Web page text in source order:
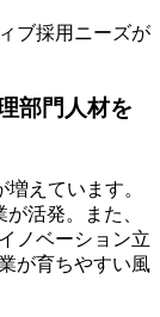
ブ採用ニーズが
部門人材を
えています。
活発。また、
ノベーション立
が育ちやすい風